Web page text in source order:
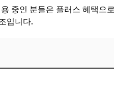
중인 분들은 플러스 혜택으로
입니다.